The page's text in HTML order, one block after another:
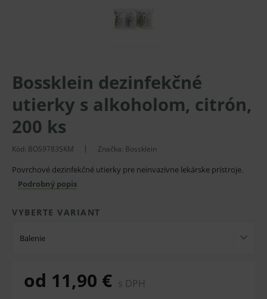
Bossklein dezinfekčné
utierky s alkoholom, citrón,
200 ks
Kód: BOS9783SKM Značka: Bossklein
Povrchové dezinfekčné utierky pre neinvazívne lekárske prístroje.
Podrobný popis
VYBERTE VARIANT
Balenie
od 11,90 € s DPH